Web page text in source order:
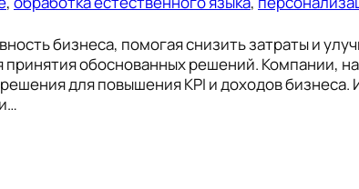
бизнеса, помогая снизить затраты и
обоснованных решений. Компании,
для повышения KPI и доходов